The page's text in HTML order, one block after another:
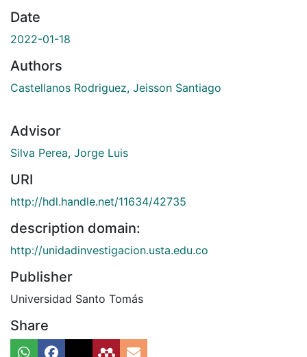
Date
2022-01-18
Authors
Castellanos Rodriguez, Jeisson Santiago
Advisor
Silva Perea, Jorge Luis
URI
http://hdl.handle.net/11634/42735
description domain:
http://unidadinvestigacion.usta.edu.co
Publisher
Universidad Santo Tomás
Share